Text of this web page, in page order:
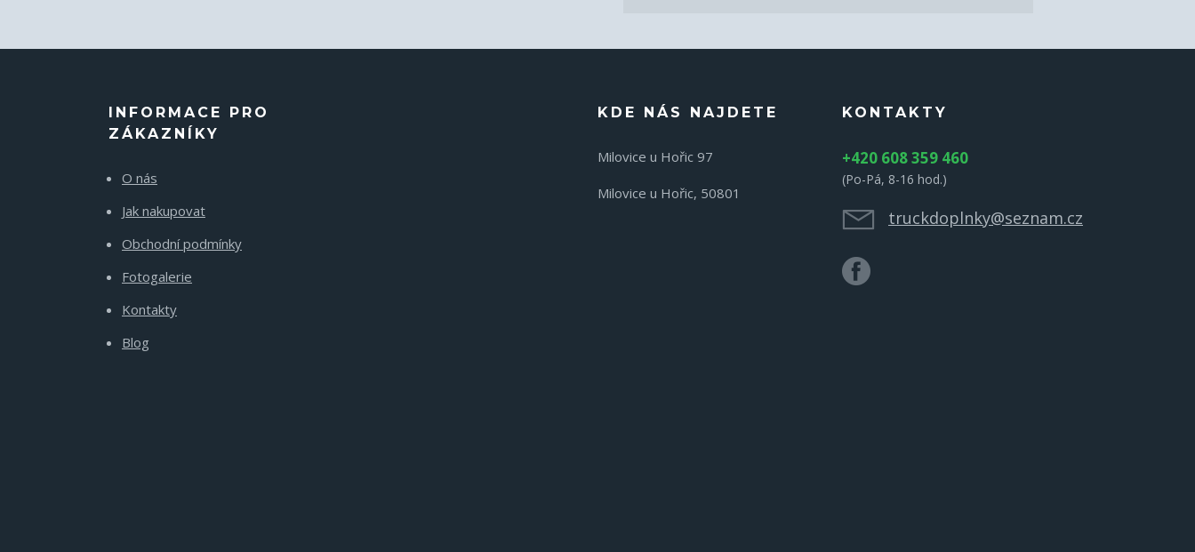
INFORMACE PRO
ZÁKAZNÍKY
O nás
Jak nakupovat
Obchodní podmínky
Fotogalerie
Kontakty
Blog
KDE NÁS NAJDETE
Milovice u Hořic 97
Milovice u Hořic, 50801
KONTAKTY
+420 608 359 460
(Po-Pá, 8-16 hod.)
truckdoplnky@seznam.cz